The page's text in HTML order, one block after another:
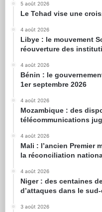
5 août 2026
Le Tchad vise une
4 août 2026
Libye : le mouvement
réouverture des
4 août 2026
Bénin : le
1er septembre 2026
4 août 2026
Mozambique : des
télécommunications
4 août 2026
Mali : l’ancien Premier
la réconciliation
4 août 2026
Niger : des centaines
d’attaques dans le
3 août 2026